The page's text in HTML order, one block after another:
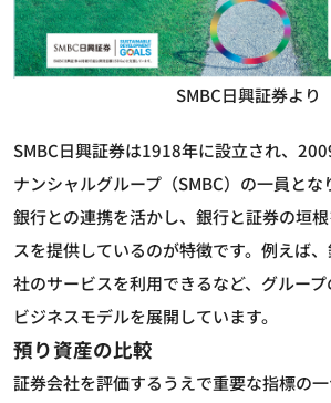
SMBC日興証券より
SMBC日興証券は1918年に設立され、
ナンシャルグループ（SMBC）の一員と
銀行との連携を活かし、銀行と証券の垣
スを提供しているのが特徴です。例えば
社のサービスを利用できるなど、グルー
ビジネスモデルを展開しています。
預り資産の比較
証券会社を評価するうえで重要な指標の一